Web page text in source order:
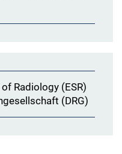
Radiology (ESR)
(DRG)